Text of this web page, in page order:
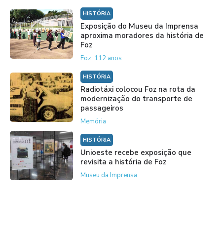
HISTÓRIA
Exposição do Museu da Imprensa
aproxima moradores da história de
Foz
Foz, 112 anos
HISTÓRIA
Radiotáxi colocou Foz na rota da
modernização do transporte de
passageiros
Memória
HISTÓRIA
Unioeste recebe exposição que
revisita a história de Foz
Museu da Imprensa